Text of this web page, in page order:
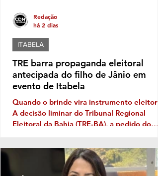
TRE barra propaganda eleitoral
antecipada do filho de Jânio em
evento de Itabela
Quando o brinde vira instrumento eleitoral
A decisão liminar do Tribunal Regional
Eleitoral da Bahia (TRE-BA), a pedido do
à discussão uma prática que costuma
aparecer no período pré-eleitoral: a
tentativa de transformar eventos
ITABELA
Redação
há 2 dias